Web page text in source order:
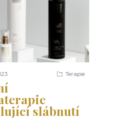
slábnutí
Terapie